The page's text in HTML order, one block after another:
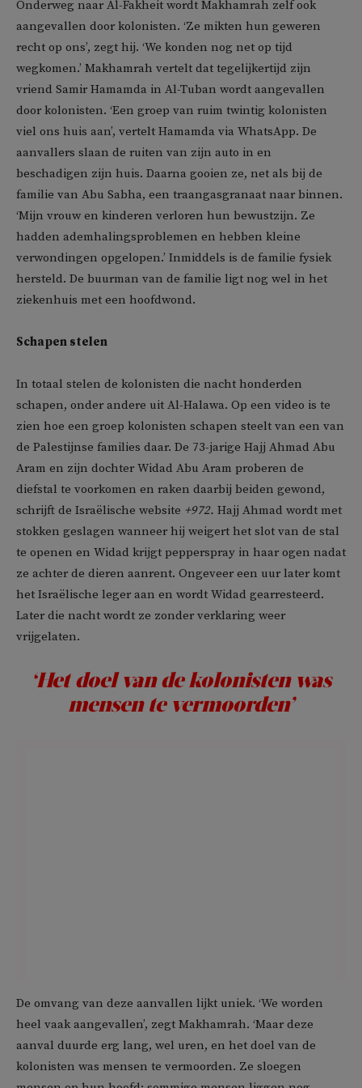
Onderweg naar Al-Fakheit wordt Makhamrah zelf ook
aangevallen door kolonisten. ‘Ze mikten hun geweren
recht op ons’, zegt hij. ‘We konden nog net op tijd
wegkomen.’ Makhamrah vertelt dat tegelijkertijd zijn
vriend Samir Hamamda in Al-Tuban wordt aangevallen
door kolonisten. ‘Een groep van ruim twintig kolonisten
viel ons huis aan’, vertelt Hamamda via WhatsApp. De
aanvallers slaan de ruiten van zijn auto in en
beschadigen zijn huis. Daarna gooien ze, net als bij de
familie van Abu Sabha, een traangasgranaat naar binnen.
‘Mijn vrouw en kinderen verloren hun bewustzijn. Ze
hadden ademhalingsproblemen en hebben kleine
verwondingen opgelopen.’ Inmiddels is de familie fysiek
hersteld. De buurman van de familie ligt nog wel in het
ziekenhuis met een hoofdwond.
Schapen stelen
In totaal stelen de kolonisten die nacht honderden
schapen, onder andere uit Al-Halawa. Op een video is te
zien hoe een groep kolonisten schapen steelt van een van
de Palestijnse families daar. De 73-jarige Hajj Ahmad Abu
Aram en zijn dochter Widad Abu Aram proberen de
diefstal te voorkomen en raken daarbij beiden gewond,
schrijft de Israëlische website +972. Hajj Ahmad wordt met
stokken geslagen wanneer hij weigert het slot van de stal
te openen en Widad krijgt pepperspray in haar ogen nadat
ze achter de dieren aanrent. Ongeveer een uur later komt
het Israëlische leger aan en wordt Widad gearresteerd.
Later die nacht wordt ze zonder verklaring weer
vrijgelaten.
‘Het doel van de kolonisten was
mensen te vermoorden’
De omvang van deze aanvallen lijkt uniek. ‘We worden
heel vaak aangevallen’, zegt Makhamrah. ‘Maar deze
aanval duurde erg lang, wel uren, en het doel van de
kolonisten was mensen te vermoorden. Ze sloegen